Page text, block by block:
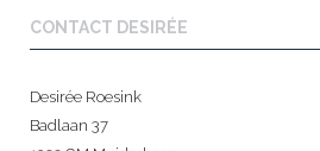
CONTACT DESIRÉE
Desirée Roesink
Badlaan 37